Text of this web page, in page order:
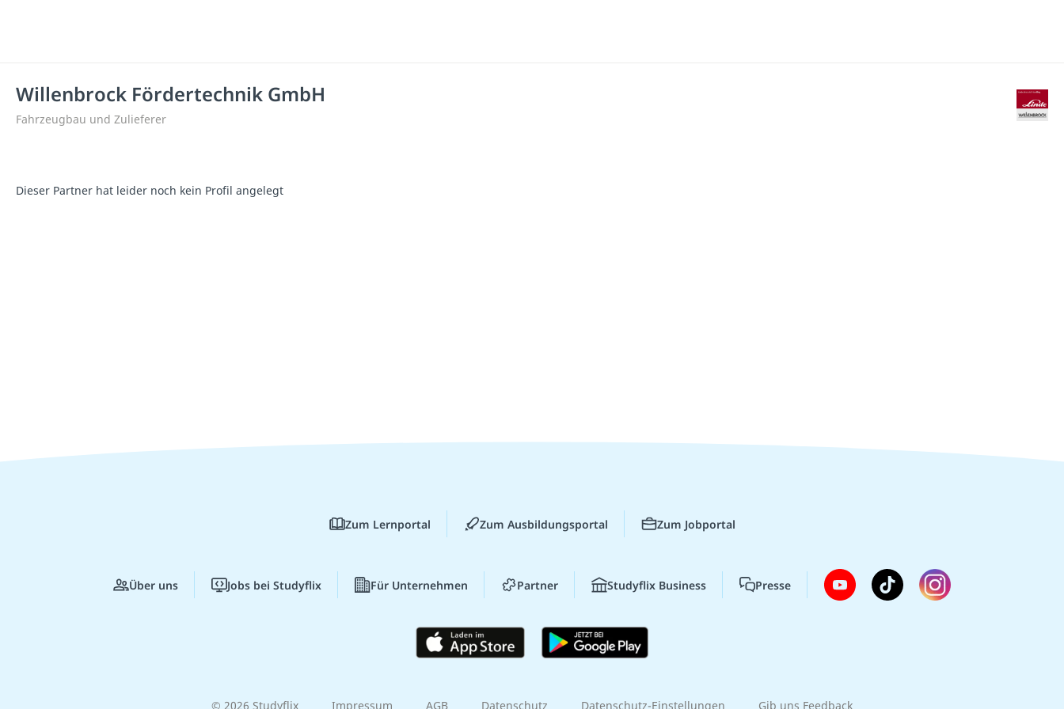
Willenbrock Fördertechnik GmbH
Fahrzeugbau und Zulieferer
Dieser Partner hat leider noch kein Profil angelegt
Zum Lernportal Zum Ausbildungsportal Zum Jobportal
Über uns Jobs bei Studyflix Für Unternehmen Partner Studyflix Business Presse
© 2026 Studyflix Impressum AGB Datenschutz Datenschutz-Einstellungen Gib uns Feedback